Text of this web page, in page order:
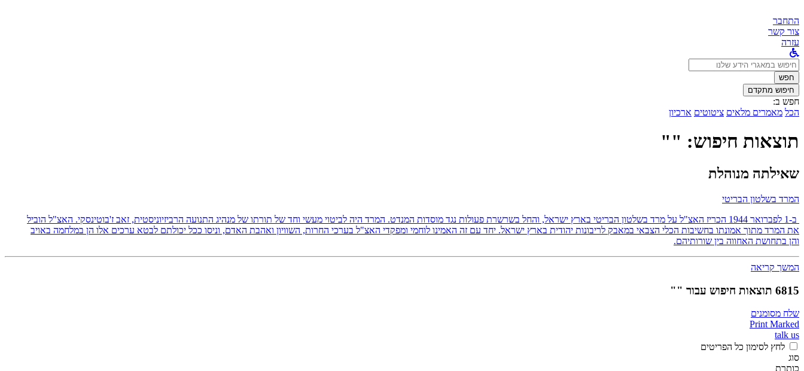
התחבר
צור קשר
עזרה
לחפש
ב:חפש
חיפוש מתקדם
חפש ב:
הכל מאמרים מלאים ציטוטים ארכיון
תוצאות חיפוש: ""
שאילתה מנוהלת
המרד בשלטון הבריטי
ב-1 לפברואר 1944 הכריז האצ"ל על מרד בשלטון הבריטי בארץ ישראל, והחל בשרשרת פעולות נגד מוסדות המנדט. המרד היה לביטוי מעשי וחד של תורתו של מנהיג התנועה הרביזיוניסטית, זאב ז'בוטינסקי. האצ"ל הוביל
את המרד מתוך אמונתו בחשיבות הכלי הצבאי במאבק לריבונות יהודית בארץ ישראל. יחד עם זה האמינו לוחמי ומפקדי האצ"ל בערכי החרות, השוויון ואהבת האדם, וניסו ככל יכולתם לבטא ערכים אלו הן במלחמה באויב
והן בתחושת האחווה בין שורותיהם.
המשך קריאה
6815 תוצאות חיפוש עבור ""
שלח מסומנים
Print Marked
talk us
לחץ לסימון כל הפריטים
סוג
כותרת